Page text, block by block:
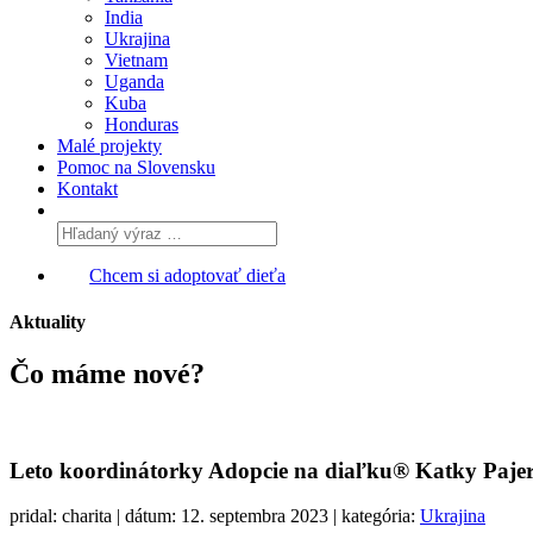
India
Ukrajina
Vietnam
Uganda
Kuba
Honduras
Malé projekty
Pomoc na Slovensku
Kontakt
Chcem si adoptovať dieťa
Aktuality
Čo máme nové?
Leto koordinátorky Adopcie na diaľku® Katky
pridal: charita | dátum: 12. septembra 2023 | kategória: Ukrajina